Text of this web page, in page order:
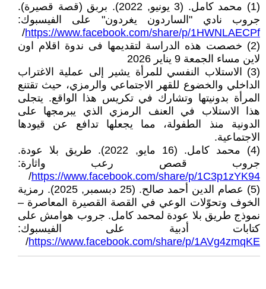
(1) محمد كامل. (3 يونيو, 2022). بربق (قصة قصيرة).
جروب نادي "الساردون يغردون" على الفيسبوك:
https://www.facebook.com/share/p/1HWNLAECPf
/
(2) خصصت هذه الدراسة لتقديمها فى ندوة اقلام اون
لاين مساء الجمعة 9 يناير 2026
(3) الاستلاب النفسي للمرأة يشير إلى عملية الاغتراب
الداخلي والخضوع للقهر الاجتماعي والرمزي، حيث تقتنع
المرأة بدونيتها وتشارك في تكريس هذا الواقع. يتجلى
هذا الاستلاب في العنف الرمزي الذي يبرمجها على
الدونية منذ الطفولة، مما يجعلها تدافع عن قيودها
الاجتماعية.
(4) محمد كامل. (16 مايو, 2022). طريق بلا عودة.
جروب قصص رعب واثارة:
https://www.facebook.com/share/p/1C3p1zYK94
/
(5) عصام الدين أحمد صالح. (25 دبسمبر, 2025). رمزية
الخوف وتحوّلات الوعي في القصة القصيرة المعاصرة –
نموذج طريق بلا عودة لمحمد كامل. جروب هوامش على
كتابات أدبية على الفيسبوك:
https://www.facebook.com/share/p/1AVg4zmqKE
/